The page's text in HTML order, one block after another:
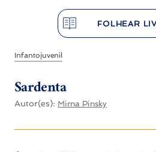
FOLHEAR
Infantojuvenil
Sardenta
Autor(es): Mirna Pinsky